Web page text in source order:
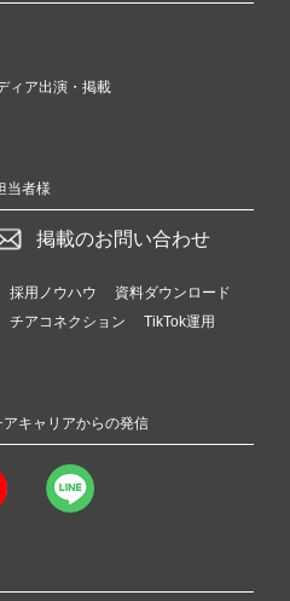
ィア出演・掲載
当者様
掲載のお問い合わせ
採用ノウハウ
資料ダウンロード
チアコネクション
TikTok運用
アキャリアからの発信